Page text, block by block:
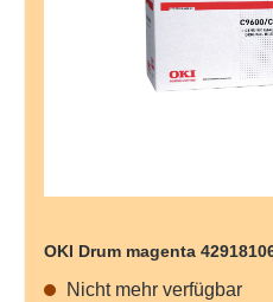
OKI Drum magenta
Nicht mehr verfügbar